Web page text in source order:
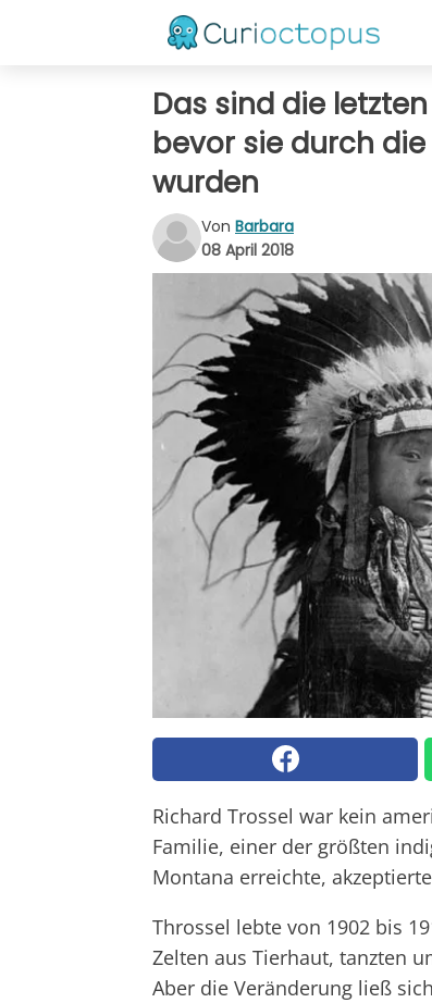
Das sind die
bevor sie durch
wurden
Von Barbara
08 April 2018
Richard Trossel war kein
Familie, einer der größten
Montana erreichte,
Throssel lebte von 1902 bis
Zelten aus Tierhaut, tanzten
Aber die Veränderung ließ